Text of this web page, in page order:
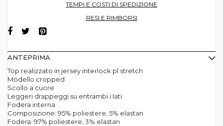
TEMPI E COSTI DI SPEDIZIONE
RESI E RIMBORSI
ANTEPRIMA
Top realizzato in jersey interlock pl stretch
Modello cropped
Scollo a cuore
Leggeri drappeggi su entrambi i lati
Fodera interna
Composizione: 95% poliestere, 5% elastan
Fodera: 97% poliestere, 3% elastan